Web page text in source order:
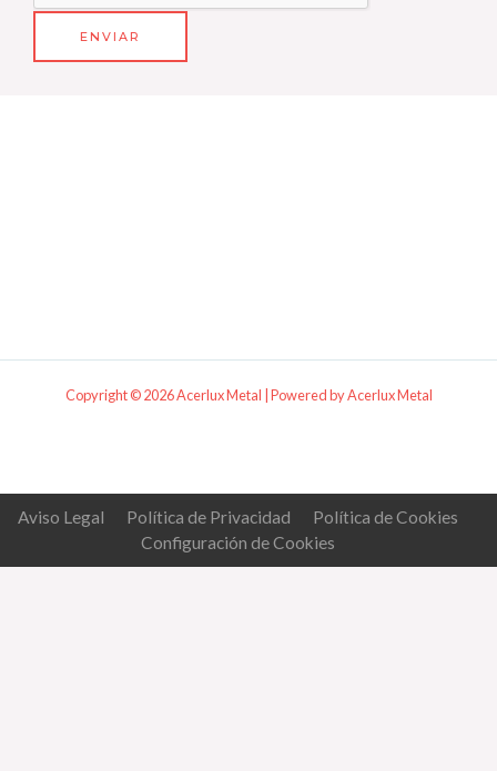
ENVIAR
Copyright © 2026 Acerlux Metal | Powered by Acerlux Metal
Aviso Legal Política de Privacidad
Política de Cookies
Configuración de Cookies